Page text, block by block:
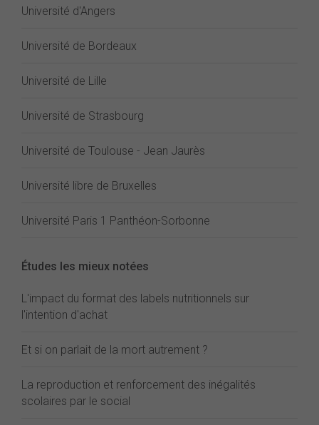
Université d'Angers
Université de Bordeaux
Université de Lille
Université de Strasbourg
Université de Toulouse - Jean Jaurès
Université libre de Bruxelles
Université Paris 1 Panthéon-Sorbonne
Études les mieux notées
L'impact du format des labels nutritionnels sur
l'intention d'achat
Et si on parlait de la mort autrement ?
La reproduction et renforcement des inégalités
scolaires par le social